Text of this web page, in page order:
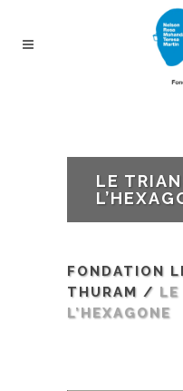
LE
FONDATION
THURAM /
L’HEXAGONE